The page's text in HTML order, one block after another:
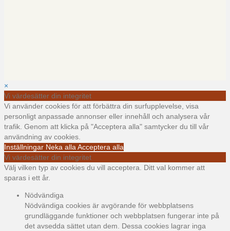
×
Vi värdesätter din integritet
Vi använder cookies för att förbättra din surfupplevelse, visa
personligt anpassade annonser eller innehåll och analysera vår
trafik. Genom att klicka på "Acceptera alla" samtycker du till vår
användning av cookies.
Inställningar Neka alla Acceptera alla
Vi värdesätter din integritet
Välj vilken typ av cookies du vill acceptera. Ditt val kommer att
sparas i ett år.
Nödvändiga
Nödvändiga cookies är avgörande för webbplatsens
grundläggande funktioner och webbplatsen fungerar inte på
det avsedda sättet utan dem. Dessa cookies lagrar inga